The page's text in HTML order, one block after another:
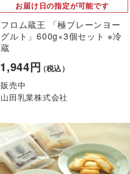
お届け日の指定が可能です
フロム蔵王 「極プレーンヨー
グルト」600g×3個セット ※冷
蔵
1,944円（税込）
販売中
山田乳業株式会社